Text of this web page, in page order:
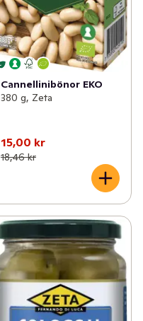
Cannellinibönor EKO
380 g, Zeta
15,00 kr
18,46 kr